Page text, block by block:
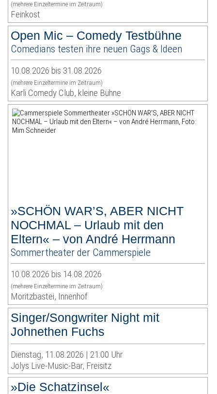
(mehrere Einzeltermine im Zeitraum)
Feinkost
Open Mic – Comedy Testbühne
Comedians testen ihre neuen Gags & Ideen
10.08.2026 bis 31.08.2026
(mehrere Einzeltermine im Zeitraum)
Karli Comedy Club, kleine Bühne
»SCHÖN WAR’S, ABER NICHT
NOCHMAL – Urlaub mit den
Eltern« – von André Herrmann
Sommertheater der Cammerspiele
10.08.2026 bis 14.08.2026
(mehrere Einzeltermine im Zeitraum)
Moritzbastei, Innenhof
Singer/Songwriter Night mit
Johnethen Fuchs
Dienstag, 11.08.2026 | 21:00 Uhr
Jolys Live-Music-Bar, Freisitz
»Die Schatzinsel«